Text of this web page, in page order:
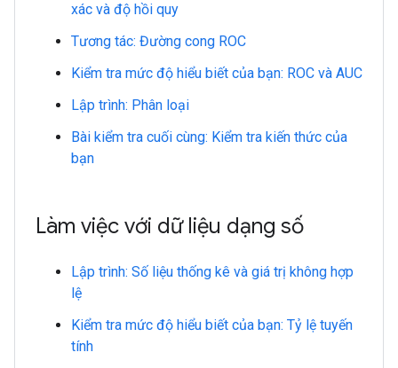
xác và độ hồi quy
Tương tác: Đường cong ROC
Kiểm tra mức độ hiểu biết của bạn: ROC và AUC
Lập trình: Phân loại
Bài kiểm tra cuối cùng: Kiểm tra kiến thức của
bạn
Làm việc với dữ liệu dạng số
Lập trình: Số liệu thống kê và giá trị không hợp
lệ
Kiểm tra mức độ hiểu biết của bạn: Tỷ lệ tuyến
tính